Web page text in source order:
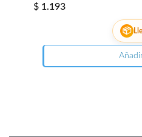
$ 1.193
📦